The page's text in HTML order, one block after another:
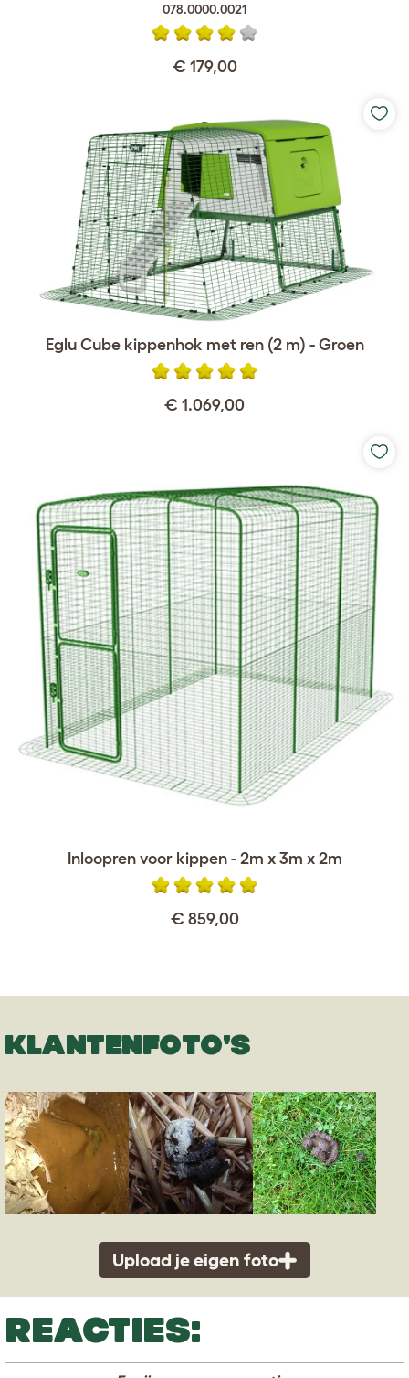
078.0000.0021
€ 179,00
Eglu Cube kippenhok met ren (2 m) - Groen
€ 1.069,00
Inloopren voor kippen - 2m x 3m x 2m
€ 859,00
KLANTENFOTO'S
Upload je eigen foto
REACTIES: